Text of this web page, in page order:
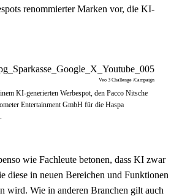
renommierter Marken vor, die KI-
Veo 3 Challenge /Campaign
KI-generierten Werbespot, den Pacco Nitsche
Entertainment GmbH für die Haspa
wie Fachleute betonen, dass KI zwar
diese in neuen Bereichen und Funktionen
wird. Wie in anderen Branchen gilt auch